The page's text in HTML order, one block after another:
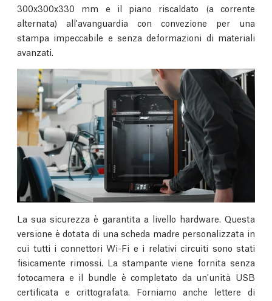
300x300x330 mm e il piano riscaldato (a corrente
alternata) all'avanguardia con convezione per una
stampa impeccabile e senza deformazioni di materiali
avanzati.
La sua sicurezza è garantita a livello hardware. Questa
versione è dotata di una scheda madre personalizzata in
cui tutti i connettori Wi-Fi e i relativi circuiti sono stati
fisicamente rimossi. La stampante viene fornita senza
fotocamera e il bundle è completato da un'unità USB
certificata e crittografata. Forniamo anche lettere di